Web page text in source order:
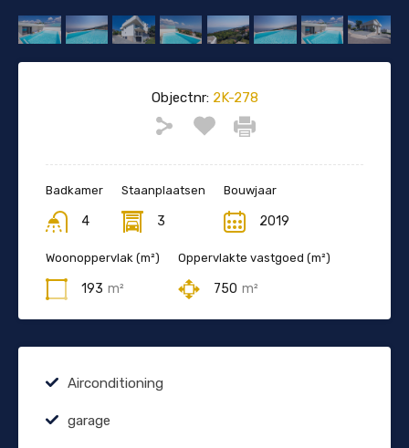
Objectnr:2K-278
Badkamer
4
Staanplaatsen
3
Bouwjaar
2019
Woonoppervlak (m²)
193 m²
Oppervlakte vastgoed (m²)
750 m²
Airconditioning
garage